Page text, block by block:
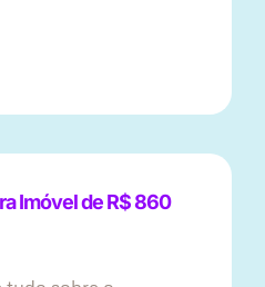
Imóvel de R$ 860